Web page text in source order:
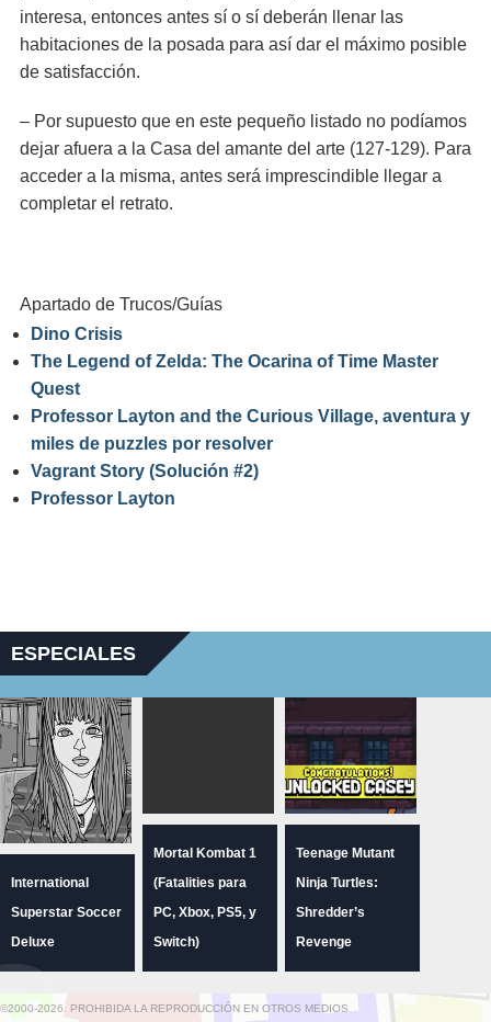
interesa, entonces antes sí o sí deberán llenar las
habitaciones de la posada para así dar el máximo posible
de satisfacción.
– Por supuesto que en este pequeño listado no podíamos
dejar afuera a la Casa del amante del arte (127-129). Para
acceder a la misma, antes será imprescindible llegar a
completar el retrato.
Apartado de Trucos/Guías
Dino Crisis
The Legend of Zelda: The Ocarina of Time Master
Quest
Professor Layton and the Curious Village, aventura y
miles de puzzles por resolver
Vagrant Story (Solución #2)
Professor Layton
ESPECIALES
International
Superstar Soccer
Deluxe
Mortal Kombat 1
(Fatalities para
PC, Xbox, PS5, y
Switch)
Teenage Mutant
Ninja Turtles:
Shredder’s
Revenge
©2000-2026. PROHIBIDA LA REPRODUCCIÓN EN OTROS MEDIOS